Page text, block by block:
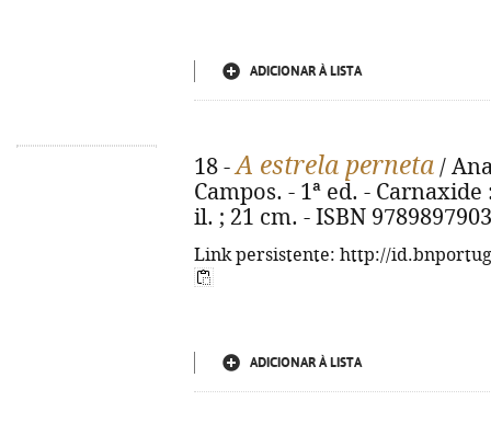
ADICIONAR À LISTA
18 -A estrela perneta /
Campos. - 1ª ed. -
il. ; 21 cm. - ISBN
Link persistente: http://
ADICIONAR À LISTA